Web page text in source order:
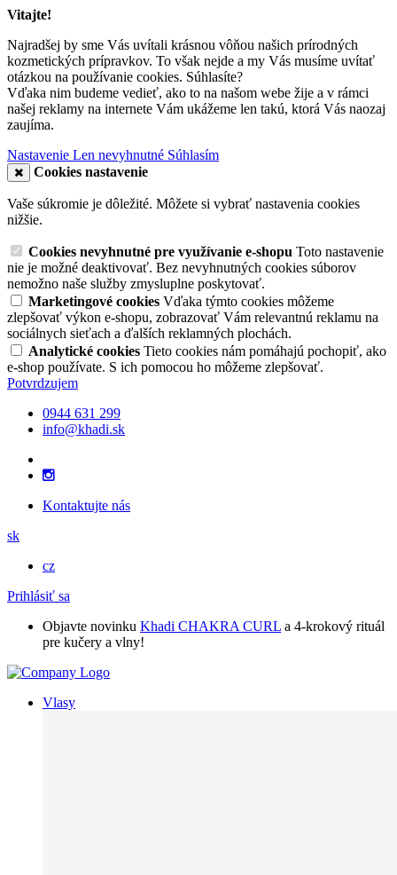
Vitajte!
Najradšej by sme Vás uvítali krásnou vôňou našich prírodných
kozmetických prípravkov. To však nejde a my Vás musíme uvítať
otázkou na používanie cookies. Súhlasíte?
Vďaka nim budeme vedieť, ako to na našom webe žije a v rámci
našej reklamy na internete Vám ukážeme len takú, ktorá Vás naozaj
zaujíma.
Nastavenie Len nevyhnutné Súhlasím
Cookies nastavenie
Vaše súkromie je dôležité. Môžete si vybrať nastavenia cookies
nižšie.
Cookies nevyhnutné pre využívanie e-shopu Toto nastavenie
nie je možné deaktivovať. Bez nevyhnutných cookies súborov
nemožno naše služby zmysluplne poskytovať.
Marketingové cookies Vďaka týmto cookies môžeme
zlepšovať výkon e-shopu, zobrazovať Vám relevantnú reklamu na
sociálnych sieťach a ďalších reklamných plochách.
Analytické cookies Tieto cookies nám pomáhajú pochopiť, ako
e-shop používate. S ich pomocou ho môžeme zlepšovať.
Potvrdzujem
0944 631 299
info@khadi.sk
Kontaktujte nás
sk
cz
Prihlásiť sa
Objavte novinku Khadi CHAKRA CURL a 4-krokový rituál
pre kučery a vlny!
Vlasy